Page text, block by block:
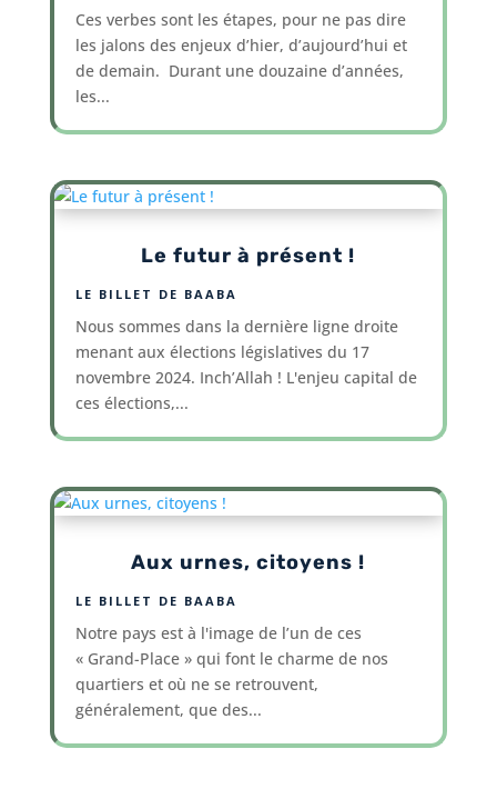
Ces verbes sont les étapes, pour ne pas dire
les jalons des enjeux d’hier, d’aujourd’hui et
de demain. Durant une douzaine d’années,
les...
Le futur à présent !
LE BILLET DE BAABA
Nous sommes dans la dernière ligne droite
menant aux élections législatives du 17
novembre 2024. Inch’Allah ! L'enjeu capital de
ces élections,...
Aux urnes, citoyens !
LE BILLET DE BAABA
Notre pays est à l'image de l’un de ces
« Grand-Place » qui font le charme de nos
quartiers et où ne se retrouvent,
généralement, que des...